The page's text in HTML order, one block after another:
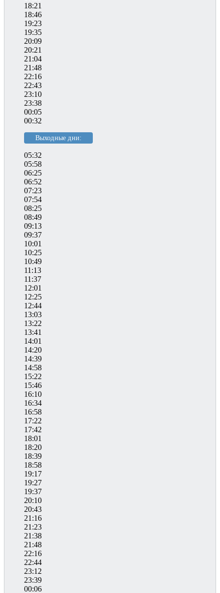
18:21
18:46
19:23
19:35
20:09
20:21
21:04
21:48
22:16
22:43
23:10
23:38
00:05
00:32
Выходные дни:
05:32
05:58
06:25
06:52
07:23
07:54
08:25
08:49
09:13
09:37
10:01
10:25
10:49
11:13
11:37
12:01
12:25
12:44
13:03
13:22
13:41
14:01
14:20
14:39
14:58
15:22
15:46
16:10
16:34
16:58
17:22
17:42
18:01
18:20
18:39
18:58
19:17
19:27
19:37
20:10
20:43
21:16
21:23
21:38
21:48
22:16
22:44
23:12
23:39
00:06